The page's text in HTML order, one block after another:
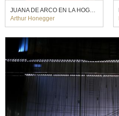
JUANA DE ARCO EN LA HOGUERA. Àlex Ollé (2022)
Arthur Honegger